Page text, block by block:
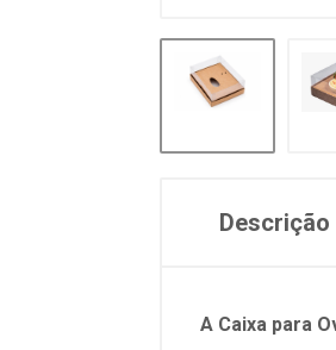
Descrição
A Caixa para